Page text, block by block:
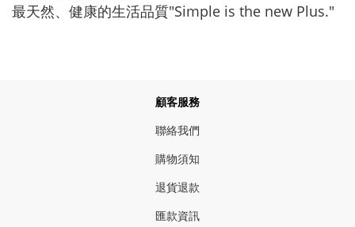
最天然、健康的生活品質"Simple is the new Plus."
顧客服務
聯絡我們
購物須知
退貨退款
匯款資訊